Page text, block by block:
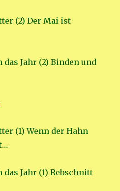
(2) Der Mai ist
Jahr (2) Binden und
(1) Wenn der Hahn
Jahr (1) Rebschnitt